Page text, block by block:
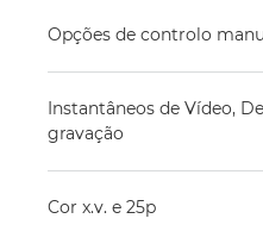
Opções de controlo
Instantâneos de Vídeo,
gravação
Cor x.v. e 25p